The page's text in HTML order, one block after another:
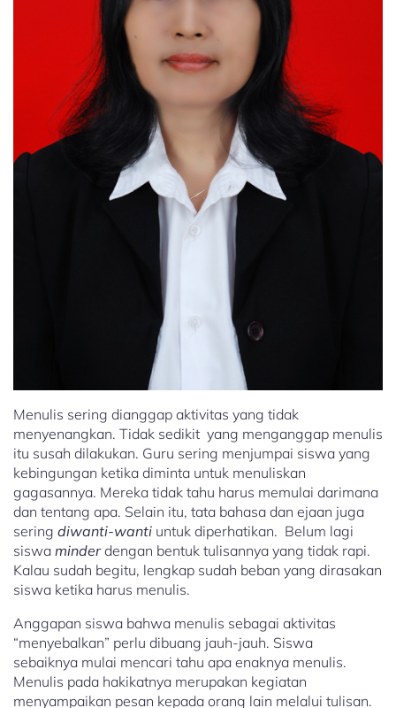
Menulis sering dianggap aktivitas yang tidak
menyenangkan. Tidak sedikit yang menganggap menulis
itu susah dilakukan. Guru sering menjumpai siswa yang
kebingungan ketika diminta untuk menuliskan
gagasannya. Mereka tidak tahu harus memulai darimana
dan tentang apa. Selain itu, tata bahasa dan ejaan juga
sering diwanti-wanti untuk diperhatikan. Belum lagi
siswa minderdengan bentuk tulisannya yang tidak rapi.
Kalau sudah begitu, lengkap sudah beban yang dirasakan
siswa ketika harus menulis.
Anggapan siswa bahwa menulis sebagai aktivitas
“menyebalkan” perlu dibuang jauh-jauh. Siswa
sebaiknya mulai mencari tahu apa enaknya menulis.
Menulis pada hakikatnya merupakan kegiatan
menyampaikan pesan kepada orang lain melalui tulisan.